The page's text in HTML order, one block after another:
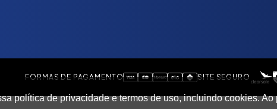
FORMAS DE PAGAMENTO SITE SEGURO
política de privacidade e termos de uso, incluindo cookies.